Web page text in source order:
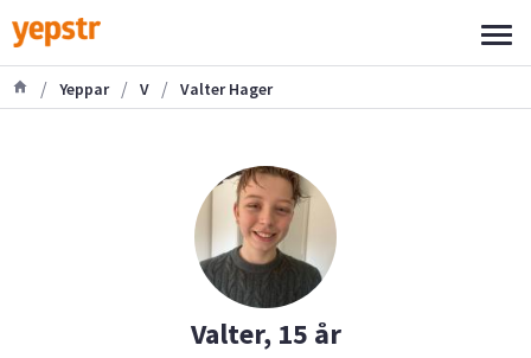
/ Yeppar / V / Valter Hager
Valter, 15 år